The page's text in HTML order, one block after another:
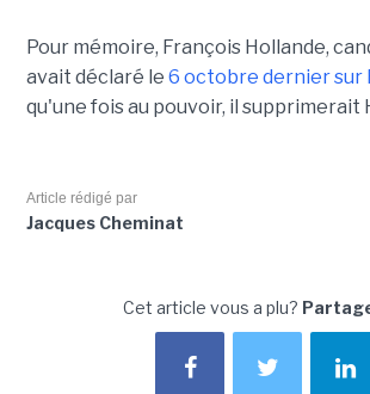
Pour mémoire, François Hollande,
avait déclaré le 6 octobre dernier sur
qu'une fois au pouvoir, il supprimerait
Article rédigé par
Jacques Cheminat
Cet article vous a plu?